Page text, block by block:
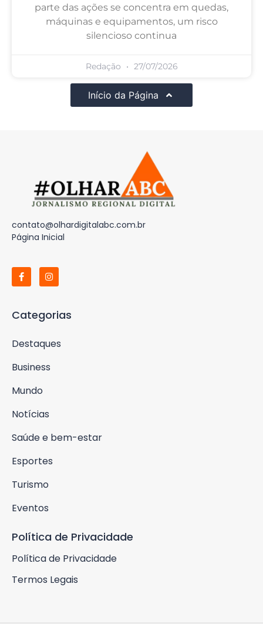
parte das ações se concentra em quedas,
máquinas e equipamentos, um risco
silencioso continua
Redação 27/07/2026
Início da Página
contato@olhardigitalabc.com.br
Página Inicial
Categorias
Destaques
Business
Mundo
Notícias
Saúde e bem-estar
Esportes
Turismo
Eventos
Política de Privacidade
Política de Privacidade
Termos Legais